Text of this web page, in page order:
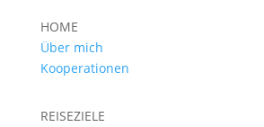
HOME
Über mich
Kooperationen
REISEZIELE